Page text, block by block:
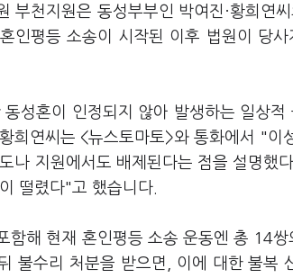
부천지원은 동성부부인 박여진·황희연
인평등 소송이 시작된 이후 법원이 당사
성혼이 인정되지 않아 발생하는 일상
희연씨는 <뉴스토마토>와 통화에서 "이
나 지원에서도 배제된다는 점을 설명했
떨렸다"고 했습니다.
함해 현재 혼인평등 소송 운동엔 총 14
불수리 처분을 받으면, 이에 대한 불복